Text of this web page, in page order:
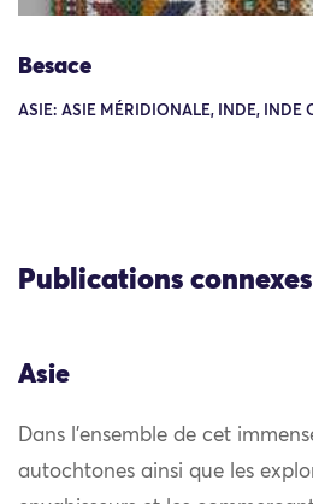
Besace
ASIE: ASIE MÉRIDIONALE, INDE, INDE
Publications connexes
Asie
Dans l’ensemble de cet
autochtones ainsi que les